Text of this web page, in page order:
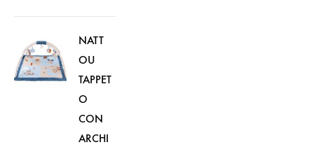
NATT
OU
TAPPET
O
CON
ARCHI